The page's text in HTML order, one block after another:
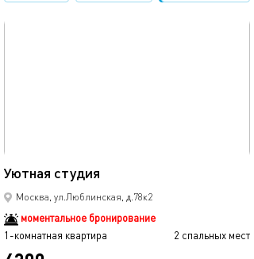
Уютная студия
Москва, ул.Люблинская, д.78к2
моментальное бронирование
1-комнатная квартира
2 спальных мест